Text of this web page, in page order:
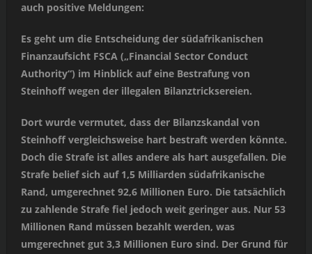
auch positive Meldungen:
Es geht um die Entscheidung der südafrikanischen
Finanzaufsicht FSCA („Financial Sector Conduct
Authority“) im Hinblick auf eine Bestrafung von
Steinhoff wegen der illegalen Bilanztricksereien.
Dort wurde vermutet, dass der Bilanzskandal von
Steinhoff vergleichsweise hart bestraft werden könnte.
Doch die Strafe ist alles andere als hart ausgefallen. Die
Strafe belief sich auf 1,5 Milliarden südafrikanische
Rand, umgerechnet 92,6 Millionen Euro. Die tatsächlich
zu zahlende Strafe fiel jedoch weit geringer aus. Nur 53
Millionen Rand müssen bezahlt werden, was
umgerechnet gut 3,3 Millionen Euro sind. Der Grund für